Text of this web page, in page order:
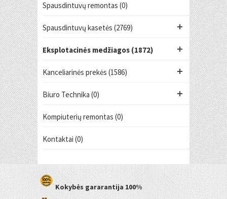
Spausdintuvų remontas (0)
Spausdintuvų kasetės (2769)
Eksplotacinės medžiagos (1872)
Kanceliarinės prekės (1586)
Biuro Technika (0)
Kompiuterių remontas (0)
Kontaktai (0)
Kokybės gararantija 100%